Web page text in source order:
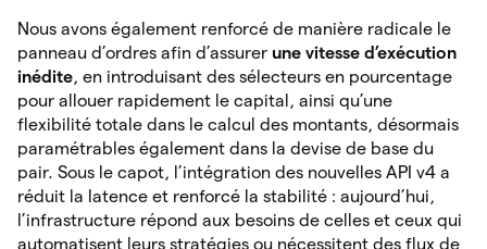
Nous avons également renforcé de manière radicale le
panneau d’ordres afin d’assurer une vitesse d’exécution
inédite, en introduisant des sélecteurs en pourcentage
pour allouer rapidement le capital, ainsi qu’une
flexibilité totale dans le calcul des montants, désormais
paramétrables également dans la devise de base du
pair. Sous le capot, l’intégration des nouvelles API v4 a
réduit la latence et renforcé la stabilité : aujourd’hui,
l’infrastructure répond aux besoins de celles et ceux qui
automatisent leurs stratégies ou nécessitent des flux de